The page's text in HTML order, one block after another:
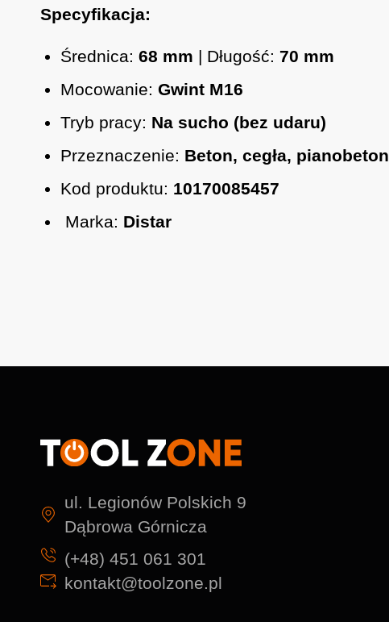
Specyfikacja:
Średnica: 68 mm | Długość: 70 mm
Mocowanie: Gwint M16
Tryb pracy: Na sucho (bez udaru)
Przeznaczenie: Beton, cegła, pianobeton
Kod produktu: 10170085457
Marka: Distar
ul. Legionów Polskich 9
Dąbrowa Górnicza
(+48) 451 061 301
kontakt@toolzone.pl